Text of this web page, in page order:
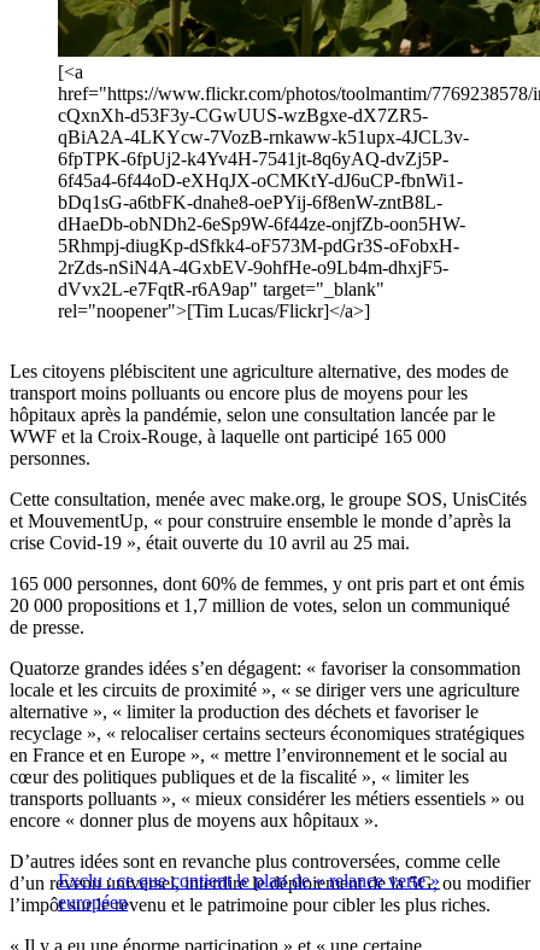
[<a
href="https://www.flickr.com/photos/toolmantim/7769238578/
cQxnXh-d53F3y-CGwUUS-wzBgxe-dX7ZR5-
qBiA2A-4LKYcw-7VozB-rnkaww-k51upx-4JCL3v-
6fpTPK-6fpUj2-k4Yv4H-7541jt-8q6yAQ-dvZj5P-
6f45a4-6f44oD-eXHqJX-oCMKtY-dJ6uCP-fbnWi1-
bDq1sG-a6tbFK-dnahe8-oePYij-6f8enW-zntB8L-
dHaeDb-obNDh2-6eSp9W-6f44ze-onjfZb-oon5HW-
5Rhmpj-diugKp-dSfkk4-oF573M-pdGr3S-oFobxH-
2rZds-nSiN4A-4GxbEV-9ohfHe-o9Lb4m-dhxjF5-
dVvx2L-e7FqtR-r6A9ap" target="_blank"
rel="noopener">[Tim Lucas/Flickr]</a>]
Les citoyens plébiscitent une agriculture alternative, des modes de
transport moins polluants ou encore plus de moyens pour les
hôpitaux après la pandémie, selon une consultation lancée par le
WWF et la Croix-Rouge, à laquelle ont participé 165 000
personnes.
Cette consultation, menée avec make.org, le groupe SOS, UnisCités
et MouvementUp, « pour construire ensemble le monde d’après la
crise Covid-19 », était ouverte du 10 avril au 25 mai.
165 000 personnes, dont 60% de femmes, y ont pris part et ont émis
20 000 propositions et 1,7 million de votes, selon un communiqué
de presse.
Quatorze grandes idées s’en dégagent: « favoriser la consommation
locale et les circuits de proximité », « se diriger vers une agriculture
alternative », « limiter la production des déchets et favoriser le
recyclage », « relocaliser certains secteurs économiques stratégiques
en France et en Europe », « mettre l’environnement et le social au
cœur des politiques publiques et de la fiscalité », « limiter les
transports polluants », « mieux considérer les métiers essentiels » ou
encore « donner plus de moyens aux hôpitaux ».
Exclu : ce que contient le plan de « relance verte »
européen
D’autres idées sont en revanche plus controversées, comme celle
d’un revenu universel, interdire le déploiement de la 5G, ou modifier
l’impôt sur le revenu et le patrimoine pour cibler les plus riches.